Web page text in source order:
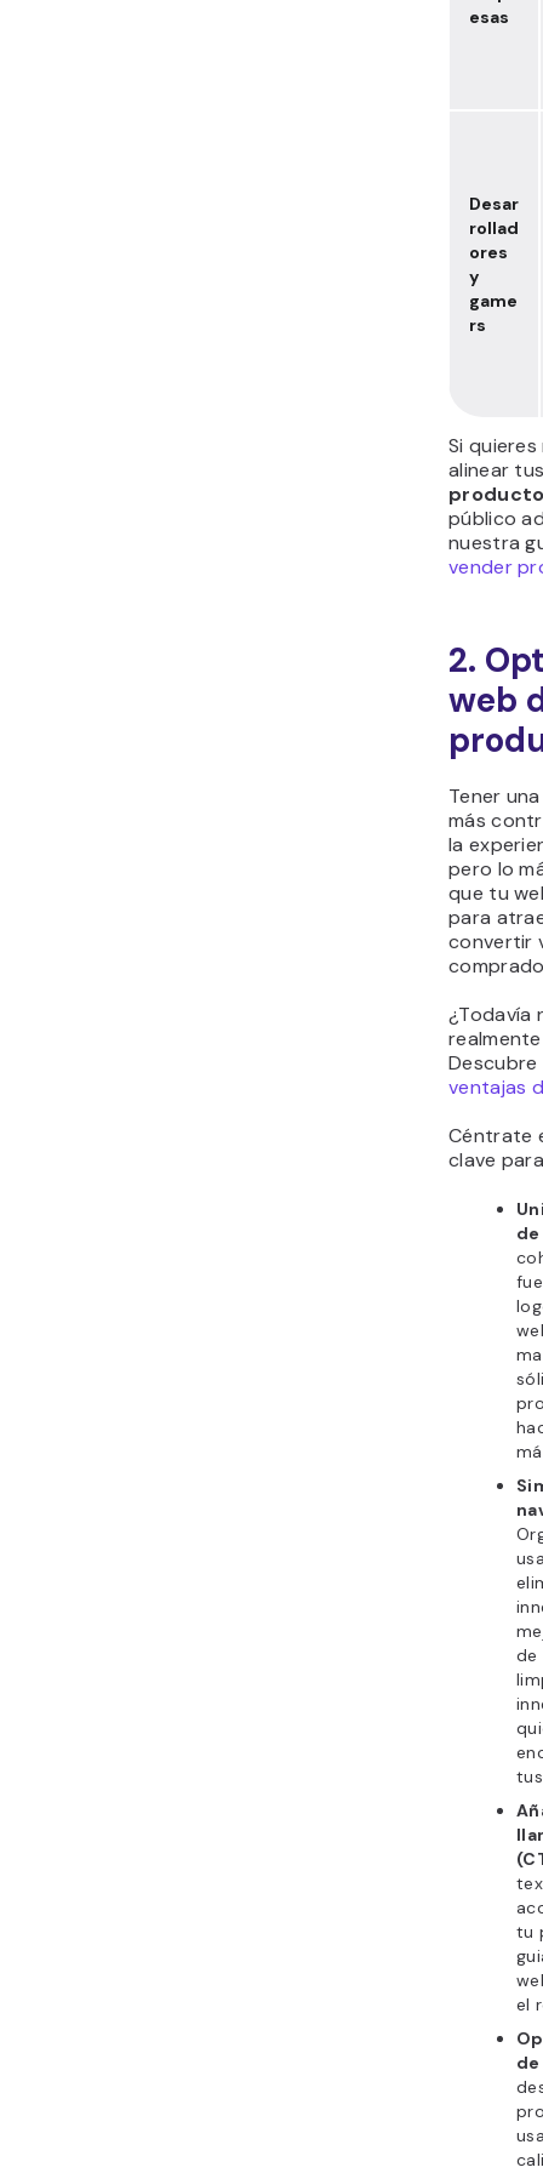
esas
Desar
rollad
ores
y
game
rs
Si
alinear
público
nuestra
vender
2.
web
Tener
más
la
pero lo
que tu
para
convertir
¿Todavía
ventajas
Céntrate
clave
de
de
tu
el